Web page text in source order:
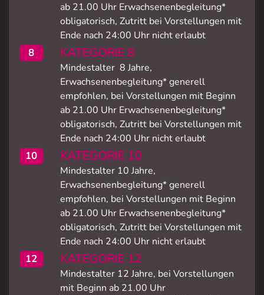
ab 21.00 Uhr Erwachsenenbegleitung*
obligatorisch, Zutritt bei Vorstellungen mit
Ende nach 24:00 Uhr nicht erlaubt
8
KATEGORIE 8
Mindestalter 8 Jahre,
Erwachsenenbegleitung* generell
empfohlen, bei Vorstellungen mit Beginn
ab 21.00 Uhr Erwachsenenbegleitung*
obligatorisch, Zutritt bei Vorstellungen mit
Ende nach 24:00 Uhr nicht erlaubt
10
KATEGORIE 10
Mindestalter 10 Jahre,
Erwachsenenbegleitung* generell
empfohlen, bei Vorstellungen mit Beginn
ab 21.00 Uhr Erwachsenenbegleitung*
obligatorisch, Zutritt bei Vorstellungen mit
Ende nach 24:00 Uhr nicht erlaubt
12
KATEGORIE 12
Mindestalter 12 Jahre, bei Vorstellungen
mit Beginn ab 21.00 Uhr